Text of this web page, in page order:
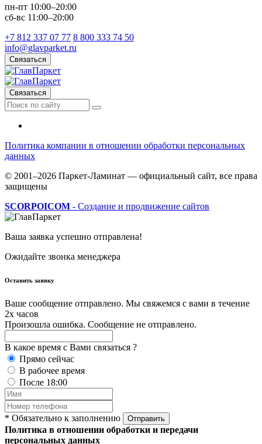
пн-пт 10:00–20:00
сб-вс 11:00–20:00
+7 812 337 07 77 8 800 333 74 50
info@glavparket.ru
Связаться
Связаться
Политика компании в отношении обработки персональных
данных
© 2001–2026 Паркет-Ламинат — официальный сайт, все права
защищены
SCORPOICOM - Создание и продвижение сайтов
Ваша заявка успешно отправлена!
Ожидайте звонка менеджера
Оставить заявку
Ваше сообщение отправлено. Мы свяжемся с вами в течение
2х часов
Произошла ошибка. Сообщение не отправлено.
В какое время с Вами связаться ?
Прямо сейчас
В рабочее время
После 18:00
* Обязательно к заполнению Отправить
Политика в отношении обработки и передачи
персональных данных